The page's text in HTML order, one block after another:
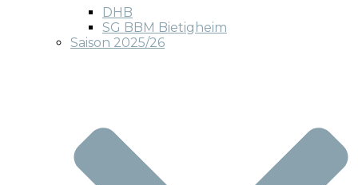
DHB
SG BBM Bietigheim
Saison 2025/26